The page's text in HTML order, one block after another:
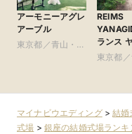
アーモニーアグレ
アーブル
東京都／青山・表
REIMS
ランス
テ）
東京都
マイナビウエディング>結婚
式場 > 銀座の結婚式場ランキ